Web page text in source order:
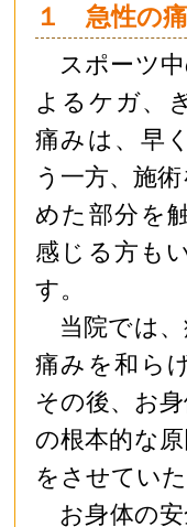
１ 急性の
スポーツ中
よるケガ、
痛みは、早
う一方、施
めた部分を
感じる方も
す。
当院では、
痛みを和ら
その後、お
の根本的な
をさせてい
お身体の安